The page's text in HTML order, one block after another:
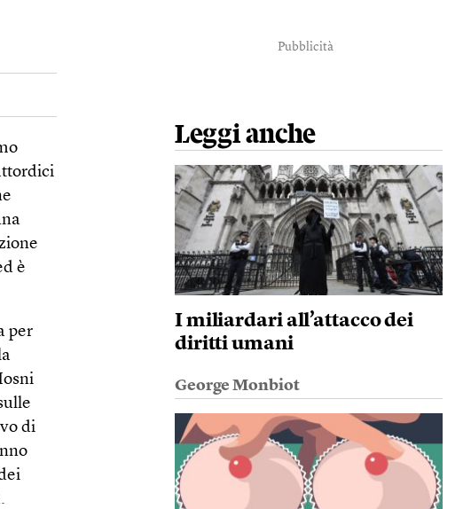
è
per
di
Pubblicità
Leggi anche
I miliardari all’attacco dei
diritti umani
George Monbiot